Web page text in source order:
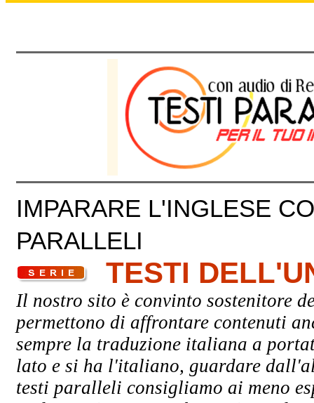
IMPARARE L'INGLESE
PARALLELI
TESTI
Il nostro sito è convinto sostenitore
permettono di affrontare contenuti
sempre la traduzione italiana a
lato e si ha l'italiano, guardare
testi paralleli consigliamo ai meno